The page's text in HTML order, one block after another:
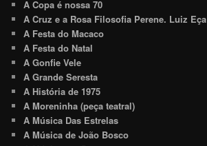
A Copa é nossa 70
A Cruz e a Rosa Filosofia Perene. Luiz Eça
A Festa do Macaco
A Festa do Natal
A Gonfie Vele
A Grande Seresta
A História de 1975
A Moreninha (peça teatral)
A Música Das Estrelas
A Música de João Bosco